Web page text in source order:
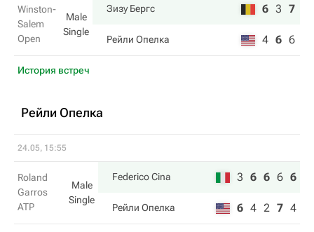
Winston-
Salem
Open
Male
Single
Зизу Бергс 6 3 7
Рейли Опелка 4 6 6
История встреч
Рейли Опелка
24.05, 15:55
Roland
Garros
ATP
Male
Single
Federico Cina 3 6 6 6 6
Рейли Опелка 6 4 2 7 4